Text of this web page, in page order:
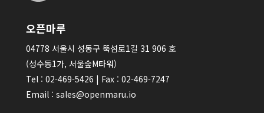
오픈마루
04778 서울시 성동구 뚝섬로1길 31 906 호
(성수동1가, 서울숲M타워)
Tel : 02-469-5426 | Fax : 02-469-7247
Email : sales@openmaru.io